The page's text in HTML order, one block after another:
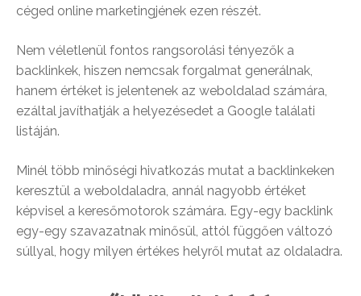
céged online marketingjének ezen részét.
Nem véletlenül fontos rangsorolási tényezők a
backlinkek, hiszen nemcsak forgalmat generálnak,
hanem értéket is jelentenek az weboldalad számára,
ezáltal javíthatják a helyezésedet a Google találati
listáján.
Minél több minőségi hivatkozás mutat a backlinkeken
keresztül a weboldaladra, annál nagyobb értéket
képvisel a keresőmotorok számára. Egy-egy backlink
egy-egy szavazatnak minősül, attól függően változó
súllyal, hogy milyen értékes helyről mutat az oldaladra.